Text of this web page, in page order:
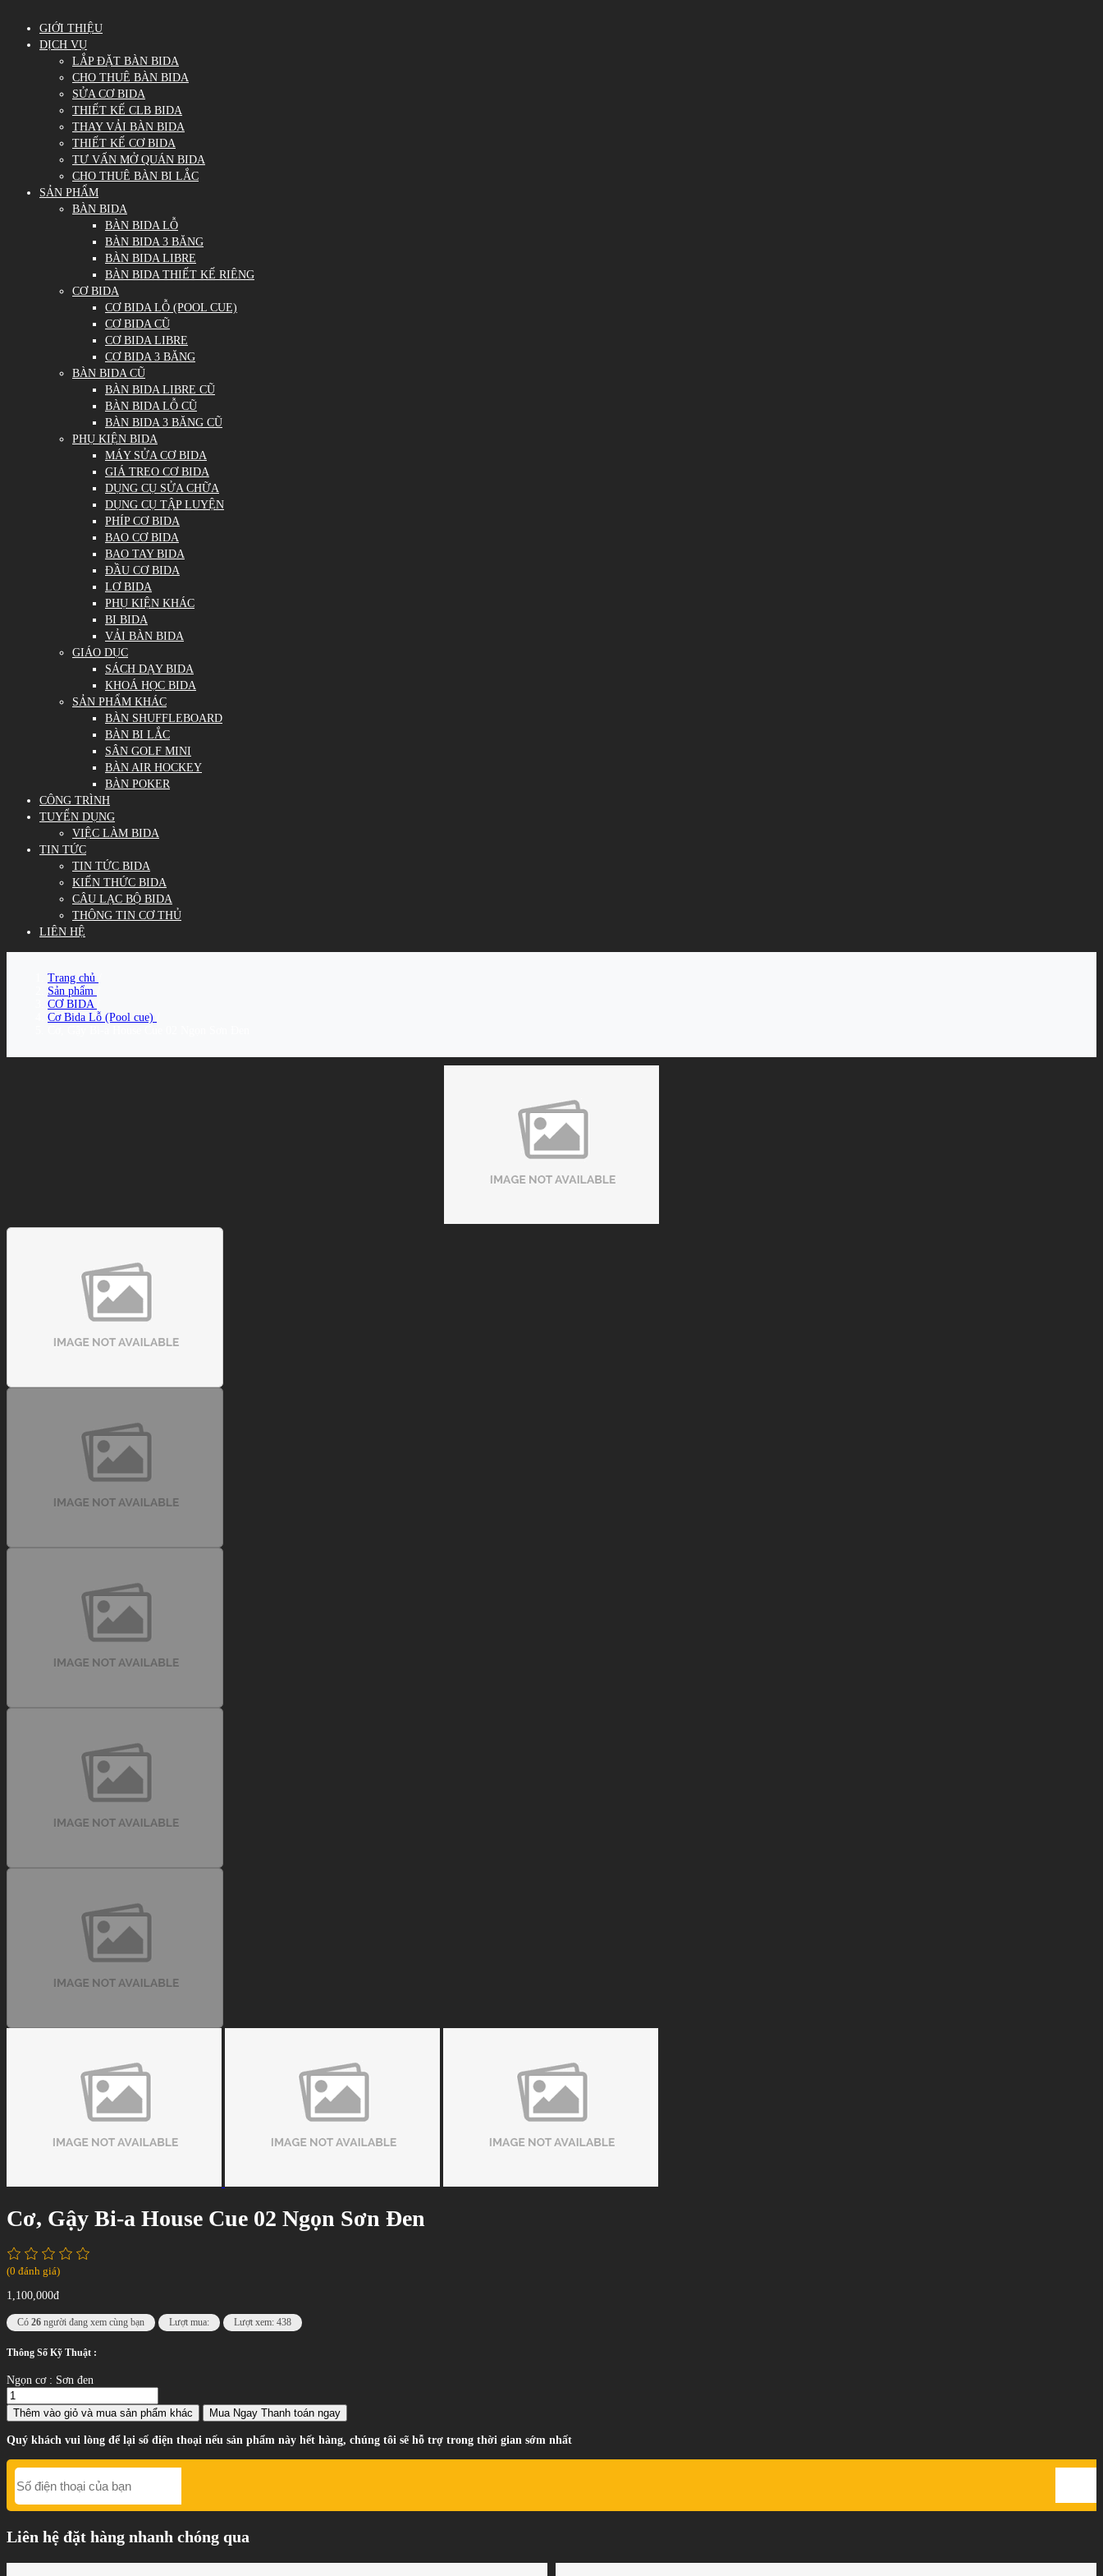
GIỚI THIỆU
DỊCH VỤ
LẮP ĐẶT BÀN BIDA
CHO THUÊ BÀN BIDA
SỬA CƠ BIDA
THIẾT KẾ CLB BIDA
THAY VẢI BÀN BIDA
THIẾT KẾ CƠ BIDA
TƯ VẤN MỞ QUÁN BIDA
CHO THUÊ BÀN BI LẮC
SẢN PHẨM
BÀN BIDA
BÀN BIDA LỖ
BÀN BIDA 3 BĂNG
BÀN BIDA LIBRE
BÀN BIDA THIẾT KẾ RIÊNG
CƠ BIDA
CƠ BIDA LỖ (POOL CUE)
CƠ BIDA CŨ
CƠ BIDA LIBRE
CƠ BIDA 3 BĂNG
BÀN BIDA CŨ
BÀN BIDA LIBRE CŨ
BÀN BIDA LỖ CŨ
BÀN BIDA 3 BĂNG CŨ
PHỤ KIỆN BIDA
MÁY SỬA CƠ BIDA
GIÁ TREO CƠ BIDA
DỤNG CỤ SỬA CHỮA
DỤNG CỤ TẬP LUYỆN
PHÍP CƠ BIDA
BAO CƠ BIDA
BAO TAY BIDA
ĐẦU CƠ BIDA
LƠ BIDA
PHỤ KIỆN KHÁC
BI BIDA
VẢI BÀN BIDA
GIÁO DỤC
SÁCH DẠY BIDA
KHOÁ HỌC BIDA
SẢN PHẨM KHÁC
BÀN SHUFFLEBOARD
BÀN BI LẮC
SÂN GOLF MINI
BÀN AIR HOCKEY
BÀN POKER
CÔNG TRÌNH
TUYỂN DỤNG
VIỆC LÀM BIDA
TIN TỨC
TIN TỨC BIDA
KIẾN THỨC BIDA
CÂU LẠC BỘ BIDA
THÔNG TIN CƠ THỦ
LIÊN HỆ
Trang chủ
Sản phẩm
CƠ BIDA
Cơ Bida Lỗ (Pool cue)
Cơ, Gậy Bi-a House Cue 02 Ngọn Sơn Đen
(0 đánh giá)
1,100,000đ
Có 26 người đang xem cùng bạn Lượt mua: Lượt xem: 438
Thông Số Kỹ Thuật :
Ngọn cơ : Sơn đen
Thêm vào giỏ và mua sản phẩm khác Mua Ngay Thanh toán ngay
Quý khách vui lòng để lại số điện thoại nếu sản phẩm này hết hàng, chúng tôi sẽ hỗ trợ trong thời gian sớm nhất
Liên hệ đặt hàng nhanh chóng qua